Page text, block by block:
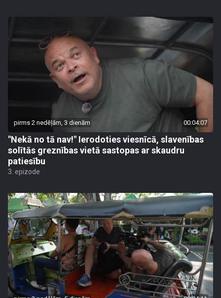
pirms 2 nedēļām, 3 dienām 00:04:07
"Nekā no tā nav!" Ierodoties viesnīcā, slavenības
solītās greznības vietā sastopas ar skaudru
patiesību
3. epizode